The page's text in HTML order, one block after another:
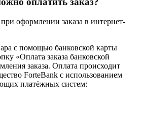
при оформлении заказа в интернет-
с помощью банковской карты
«Оплата заказа банковской
заказа. Оплата происходит
ForteBank с использованием
платёжных систем: